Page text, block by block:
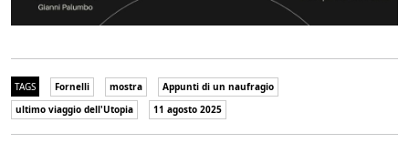
TAGS Fornelli mostra
Appunti di un naufragio
ultimo viaggio dell'Utopia
11 agosto 2025